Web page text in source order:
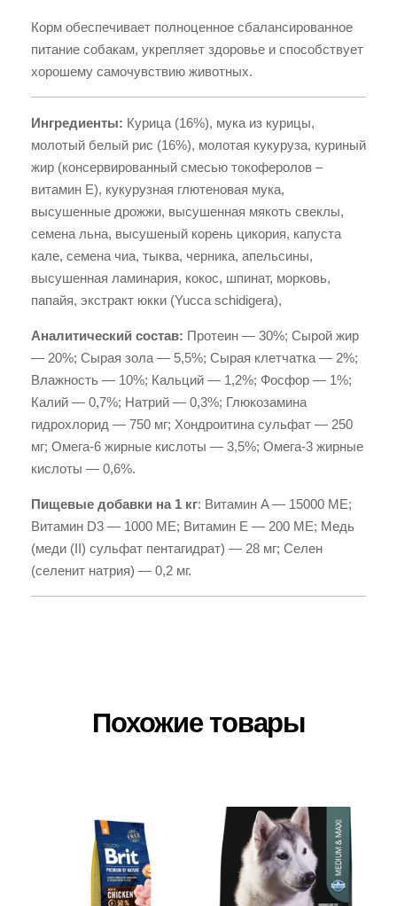
Корм обеспечивает полноценное сбалансированное
питание собакам, укрепляет здоровье и способствует
хорошему самочувствию животных.
Ингредиенты: Курица (16%), мука из курицы,
молотый белый рис (16%), молотая кукуруза, куриный
жир (консервированный смесью токоферолов –
витамин Е), кукурузная глютеновая мука,
высушенные дрожжи, высушенная мякоть свеклы,
семена льна, высушеный корень цикория, капуста
кале, семена чиа, тыква, черника, апельсины,
высушенная ламинария, кокос, шпинат, морковь,
папайя, экстракт юкки (Yucca schidigera),
Аналитический состав: Протеин — 30%; Сырой жир
— 20%; Сырая зола — 5,5%; Сырая клетчатка — 2%;
Влажность — 10%; Кальций — 1,2%; Фосфор — 1%;
Калий — 0,7%; Натрий — 0,3%; Глюкозамина
гидрохлорид — 750 мг; Хондроитина сульфат — 250
мг; Омега-6 жирные кислоты — 3,5%; Омега-3 жирные
кислоты — 0,6%.
Пищевые добавки на 1 кг: Витамин A — 15000 МЕ;
Витамин D3 — 1000 МЕ; Витамин E — 200 МЕ; Медь
(меди (II) сульфат пентагидрат) — 28 мг; Селен
(селенит натрия) — 0,2 мг.
Похожие товары